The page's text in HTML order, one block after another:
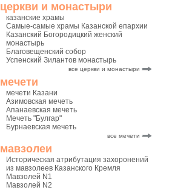
церкви и монастыри
казанские храмы
Самые-самые храмы Казанской епархии
Казанский Богородицкий женский
монастырь
Благовещенский собор
Успенский Зилантов монастырь
все церкви и монастыри
мечети
мечети Казани
Азимовская мечеть
Апанаевская мечеть
Мечеть "Булгар"
Бурнаевская мечеть
все мечети
мавзолеи
Историческая атрибутация захоронений
из мавзолеев Казанского Кремля
Мавзолей N1
Мавзолей N2